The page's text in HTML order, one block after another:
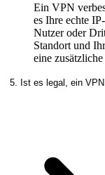
Ein VPN
es Ihre echte
Nutzer oder
Standort und
eine
5. Ist es legal, ein